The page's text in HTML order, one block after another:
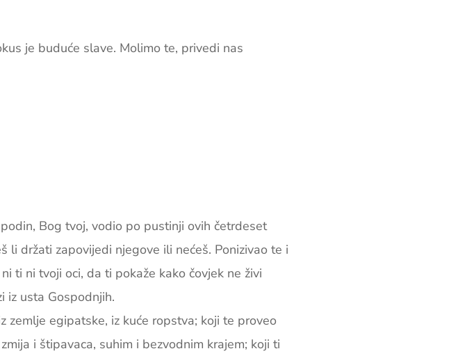
je buduće slave. Molimo te, privedi nas
Bog tvoj, vodio po pustinji ovih četrdeset
li držati zapovijedi njegove ili nećeš. Ponizivao te i
ti ni tvoji oci, da ti pokaže kako čovjek ne živi
iz usta Gospodnjih.
zemlje egipatske, iz ­kuće ropstva; koji te proveo
i štipa­vaca, suhim i bezvodnim krajem; koji ti